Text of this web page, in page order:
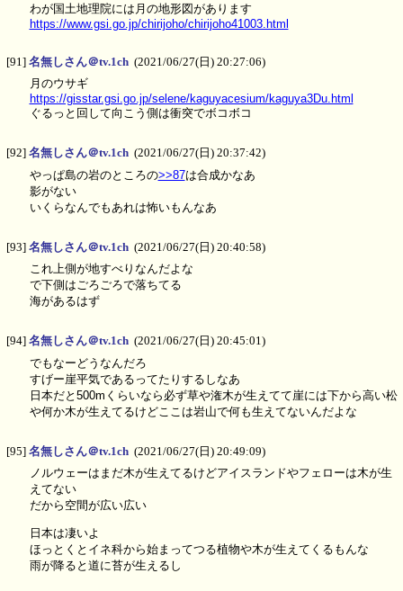
わが国土地理院には月の地形図があります
https://www.gsi.go.jp/chirijoho/chirijoho41003.html
[91] 名無しさん＠tv.1ch (2021/06/27(日) 20:27:06)
月のウサギ
https://gisstar.gsi.go.jp/selene/kaguyacesium/kaguya3Du.html
ぐるっと回して向こう側は衝突でボコボコ
[92] 名無しさん＠tv.1ch (2021/06/27(日) 20:37:42)
やっぱ島の岩のところの>>87は合成かなあ
影がない
いくらなんでもあれは怖いもんなあ
[93] 名無しさん＠tv.1ch (2021/06/27(日) 20:40:58)
これ上側が地すべりなんだよな
で下側はごろごろで落ちてる
海があるはず
[94] 名無しさん＠tv.1ch (2021/06/27(日) 20:45:01)
でもなーどうなんだろ
すげー崖平気であるってたりするしなあ
日本だと500mくらいなら必ず草や潅木が生えてて崖には下から高い松
や何か木が生えてるけどここは岩山で何も生えてないんだよな
[95] 名無しさん＠tv.1ch (2021/06/27(日) 20:49:09)
ノルウェーはまだ木が生えてるけどアイスランドやフェローは木が生
えてない
だから空間が広い広い
日本は凄いよ
ほっとくとイネ科から始まってつる植物や木が生えてくるもんな
雨が降ると道に苔が生えるし